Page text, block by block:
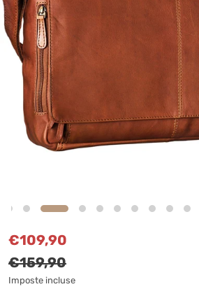
Prezzo di vendita
€109,90
€159,90
Imposte incluse